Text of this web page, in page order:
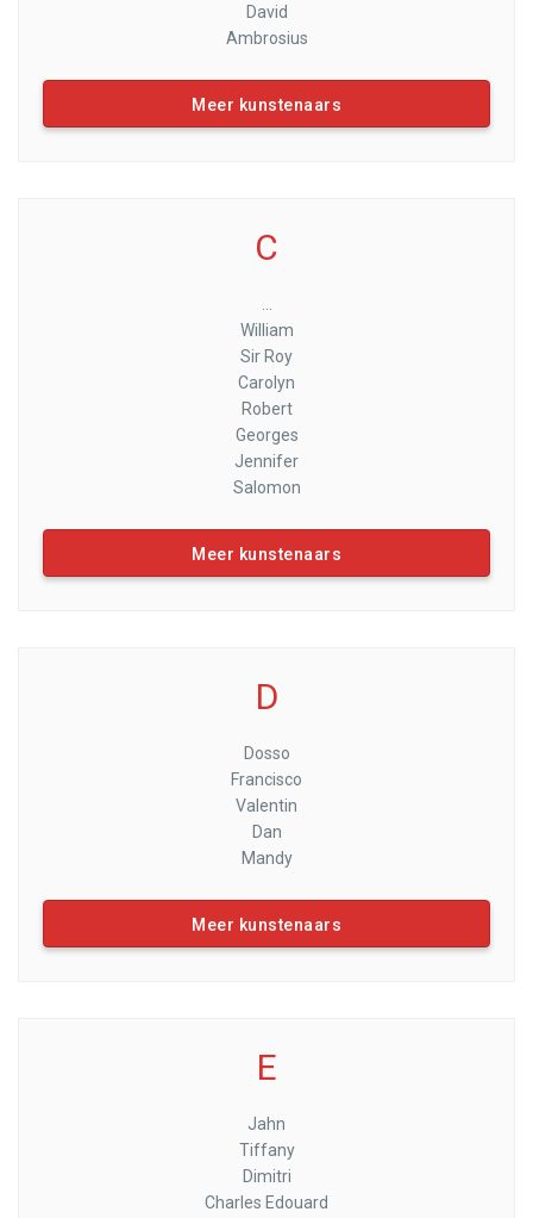
David
Ambrosius
Meer kunstenaars
C
William
Sir Roy
Carolyn
Robert
Georges
Jennifer
Salomon
Meer kunstenaars
D
Dosso
Francisco
Valentin
Dan
Mandy
Meer kunstenaars
E
Jahn
Tiffany
Dimitri
Charles Edouard